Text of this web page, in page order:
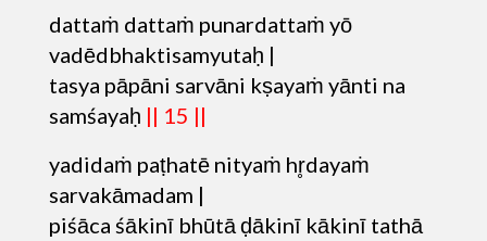
dattaṁ dattaṁ punardattaṁ yō
vadēdbhaktisamyutaḥ |
tasya pāpāni sarvāni kṣayaṁ yānti na
samśayaḥ || 15 ||
yadidaṁ paṭhatē nityaṁ hr̥dayaṁ
sarvakāmadam |
piśāca śākinī bhūtā ḍākinī kākinī tathā